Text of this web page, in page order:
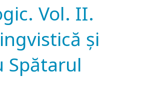
Vol. II.
şi
Spătarul